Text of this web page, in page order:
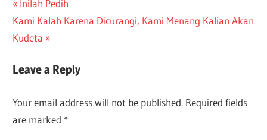
Post
navigation
Previous
Post:
Inilah Pedih
Next
Post:
Kami Kalah Karena Dicurangi, Kami Menang Kalian Akan
Kudeta
Leave a Reply
Your email address will not be published. Required fields
are marked *